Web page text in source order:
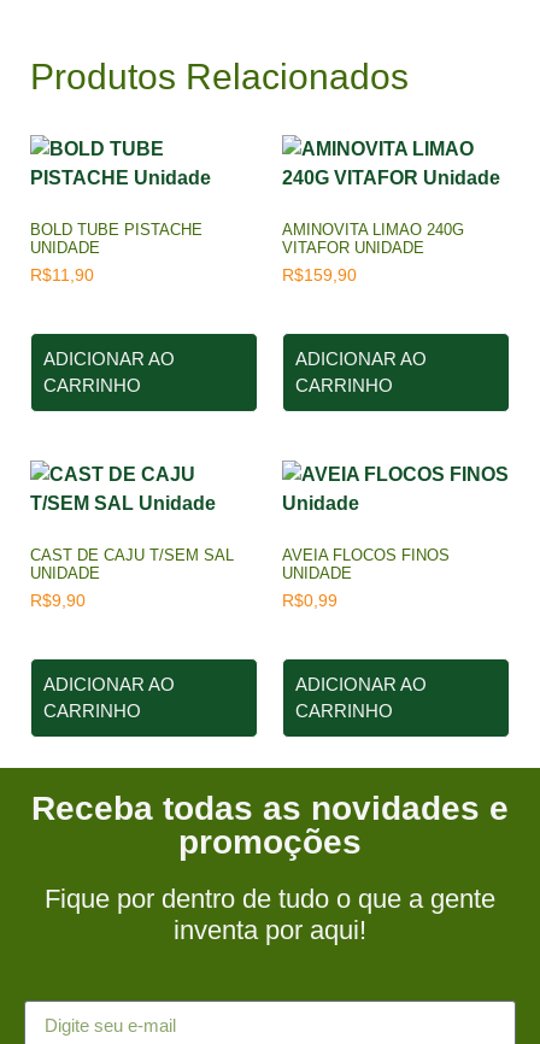
Produtos Relacionados
BOLD TUBE PISTACHE
UNIDADE
R$11,90
ADICIONAR AO
CARRINHO
AMINOVITA LIMAO 240G
VITAFOR UNIDADE
R$159,90
ADICIONAR AO
CARRINHO
CAST DE CAJU T/SEM SAL
UNIDADE
R$9,90
ADICIONAR AO
CARRINHO
AVEIA FLOCOS FINOS
UNIDADE
R$0,99
ADICIONAR AO
CARRINHO
Receba todas as novidades e
promoções
Fique por dentro de tudo o que a gente
inventa por aqui!